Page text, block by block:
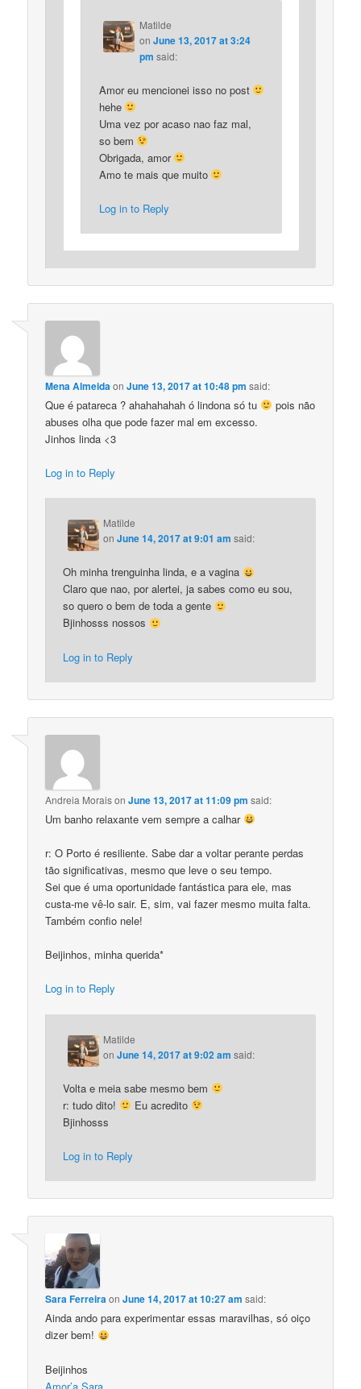
Matilde
on June 13, 2017 at 3:24
pm said:
Amor eu mencionei isso no post
hehe
Uma vez por acaso nao faz mal,
so bem
Obrigada, amor
Amo te mais que muito
Log in to Reply
Mena AlmeidaonJune 13, 2017 at 10:48 pm said:
Que é patareca ? ahahahahah ó lindona só tu
pois não
abuses olha que pode fazer mal em excesso.
Jinhos linda <3
Log in to Reply
Matilde
onJune 14, 2017 at 9:01 am said:
Oh minha trenguinha linda, e a vagina
Claro que nao, por alertei, ja sabes como eu sou,
so quero o bem de toda a gente
Bjinhosss nossos
Log in to Reply
Andreia MoraisonJune 13, 2017 at 11:09 pm said:
Um banho relaxante vem sempre a calhar
r: O Porto é resiliente. Sabe dar a voltar perante perdas
tão significativas, mesmo que leve o seu tempo.
Sei que é uma oportunidade fantástica para ele, mas
custa-me vê-lo sair. E, sim, vai fazer mesmo muita falta.
Também confio nele!
Beijinhos, minha querida*
Log in to Reply
Matilde
onJune 14, 2017 at 9:02 am said:
Volta e meia sabe mesmo bem
r: tudo dito!
Eu acredito
Bjinhosss
Log in to Reply
Sara FerreiraonJune 14, 2017 at 10:27 am said:
Ainda ando para experimentar essas maravilhas, só oiço
dizer bem!
Beijinhos
Amor’a Sara